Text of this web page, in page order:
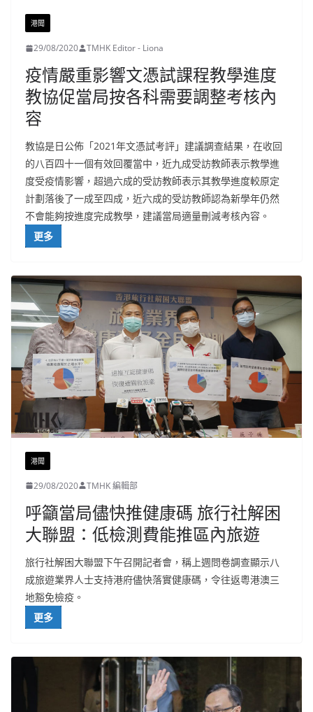
港聞
29/08/2020 TMHK Editor - Liona
疫情嚴重影響文憑試課程教學進度
教協促當局按各科需要調整考核內
容
教協是日公佈「2021年文憑試考評」建議調查結果，在收回
的八百四十一個有效回覆當中，近九成受訪教師表示教學進
度受疫情影響，超過六成的受訪教師表示其教學進度較原定
計劃落後了一成至四成，近六成的受訪教師認為新學年仍然
不會能夠按進度完成教學，建議當局適量刪減考核內容。
更多
港聞
29/08/2020 TMHK 編輯部
呼籲當局儘快推健康碼 旅行社解困
大聯盟：低檢測費能推區內旅遊
旅行社解困大聯盟下午召開記者會，稱上週問卷調查顯示八
成旅遊業界人士支持港府儘快落實健康碼，令往返粵港澳三
地豁免檢疫。
更多